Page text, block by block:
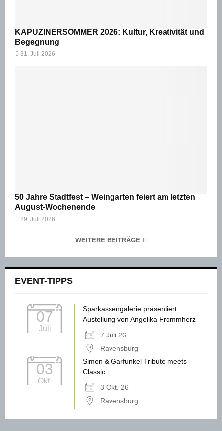
KAPUZINERSOMMER 2026: Kultur, Kreativität und
Begegnung
31. Juli 2026
50 Jahre Stadtfest – Weingarten feiert am letzten
August-Wochenende
29. Juli 2026
WEITERE BEITRÄGE
EVENT-TIPPS
07
Juli
Sparkassengalerie präsentiert
Austellung von Angelika Frommherz
7 Juli 26
Ravensburg
03
Okt.
Simon & Garfunkel Tribute meets
Classic
3 Okt. 26
Ravensburg